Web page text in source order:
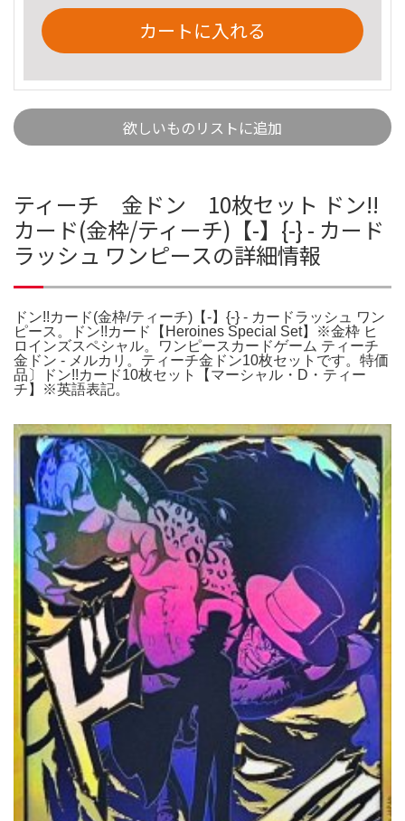
カートに入れる
欲しいものリストに追加
ティーチ 金ドン 10枚セット ドン!!
カード(金枠/ティーチ)【-】{-} - カード
ラッシュ ワンピースの詳細情報
ドン!!カード(金枠/ティーチ)【-】{-} - カードラッシュ ワン
ピース。ドン!!カード【Heroines Special Set】※金枠 ヒ
ロインズスペシャル。ワンピースカードゲーム ティーチ
金ドン - メルカリ。ティーチ金ドン10枚セットです。特価
品〕ドン!!カード10枚セット【マーシャル・D・ティー
チ】※英語表記。